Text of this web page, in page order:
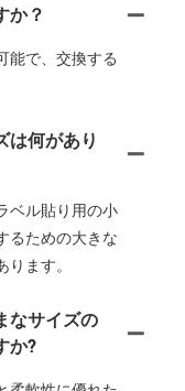
か？
能で、交換する
は何があり
ベル貼り用の小
るための大きな
ます。
なサイズの
か?